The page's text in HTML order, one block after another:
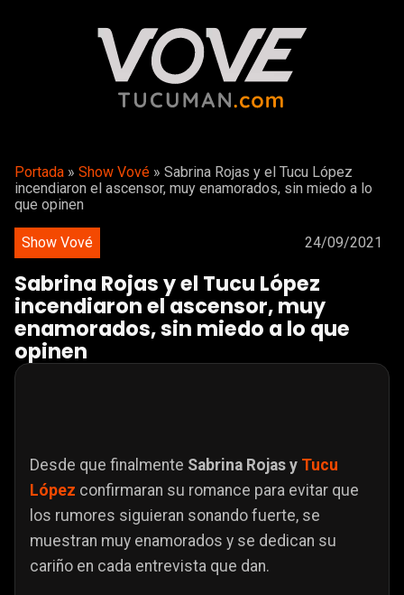
Portada » Show Vové » Sabrina Rojas y el Tucu López
incendiaron el ascensor, muy enamorados, sin miedo a lo
que opinen
Show Vové 24/09/2021
Sabrina Rojas y el Tucu López
incendiaron el ascensor, muy
enamorados, sin miedo a lo que
opinen
Desde que finalmente Sabrina Rojas y Tucu
López confirmaran su romance para evitar que
los rumores siguieran sonando fuerte, se
muestran muy enamorados y se dedican su
cariño en cada entrevista que dan.